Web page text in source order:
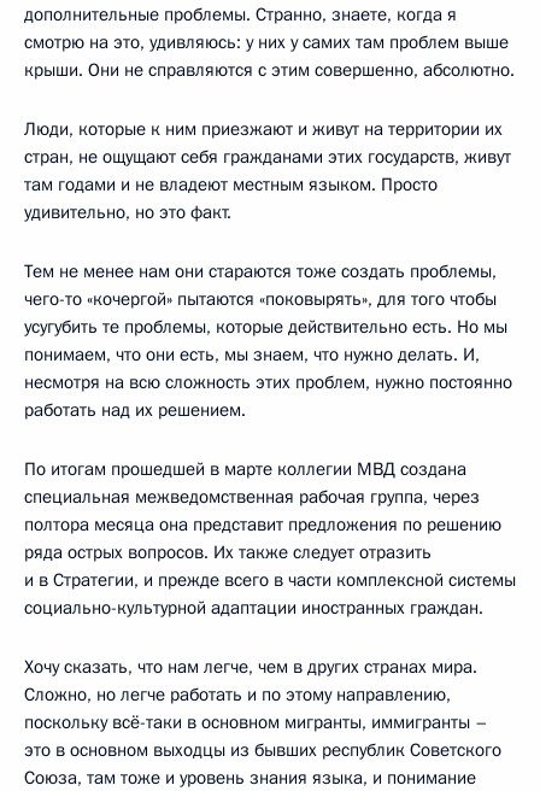
дополнительные проблемы. Странно, знаете, когда я
смотрю на это, удивляюсь: у них у самих там проблем выше
крыши. Они не справляются с этим совершенно, абсолютно.
Люди, которые к ним приезжают и живут на территории их
стран, не ощущают себя гражданами этих государств, живут
там годами и не владеют местным языком. Просто
удивительно, но это факт.
Тем не менее нам они стараются тоже создать проблемы,
чего-то «кочергой» пытаются «поковырять», для того чтобы
усугубить те проблемы, которые действительно есть. Но мы
понимаем, что они есть, мы знаем, что нужно делать. И,
несмотря на всю сложность этих проблем, нужно постоянно
работать над их решением.
По итогам прошедшей в марте коллегии МВД создана
специальная межведомственная рабочая группа, через
полтора месяца она представит предложения по решению
ряда острых вопросов. Их также следует отразить
и в Стратегии, и прежде всего в части комплексной системы
социально-культурной адаптации иностранных граждан.
Хочу сказать, что нам легче, чем в других странах мира.
Сложно, но легче работать и по этому направлению,
поскольку всё-таки в основном мигранты, иммигранты –
это в основном выходцы из бывших республик Советского
Союза, там тоже и уровень знания языка, и понимание